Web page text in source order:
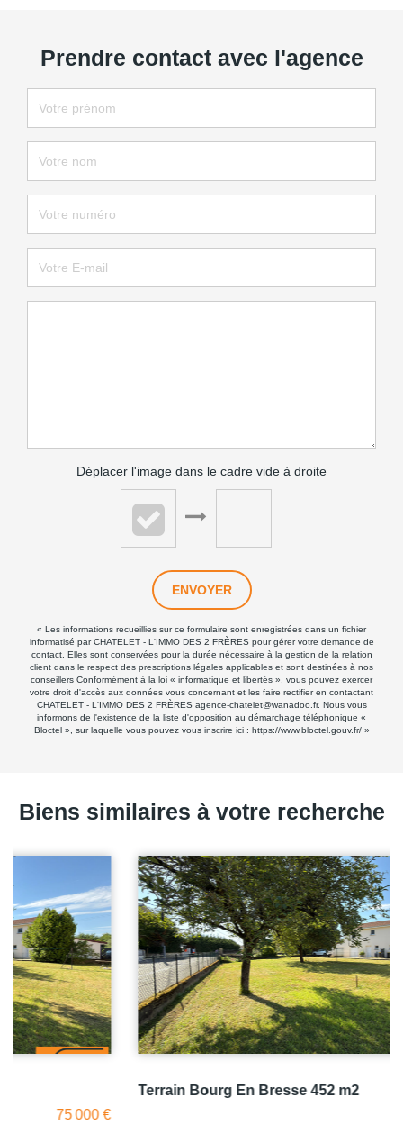
Prendre contact avec l'agence
Déplacer l'image dans le cadre vide à droite
ENVOYER
« Les informations recueillies sur ce formulaire sont enregistrées dans un fichier
informatisé par CHATELET - L'IMMO DES 2 FRÈRES pour gérer votre demande de
contact. Elles sont conservées pour la durée nécessaire à la gestion de la relation
client dans le respect des prescriptions légales applicables et sont destinées à nos
conseillers Conformément à la loi « informatique et libertés », vous pouvez exercer
votre droit d'accès aux données vous concernant et les faire rectifier en contactant
CHATELET - L'IMMO DES 2 FRÈRES agence-chatelet@wanadoo.fr. Nous vous
informons de l'existence de la liste d'opposition au démarchage téléphonique «
Bloctel », sur laquelle vous pouvez vous inscrire ici : https://www.bloctel.gouv.fr/»
Biens similaires à votre recherche
Terrain Bourg En Bresse 452 m2